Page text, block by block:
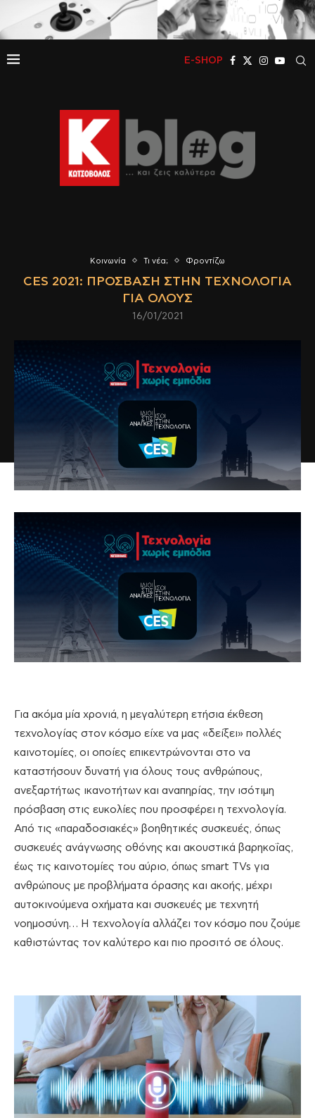
E-SHOP
Κοινωνία Τι νέα; Φροντίζω
CES 2021: ΠΡΌΣΒΑΣΗ ΣΤΗΝ ΤΕΧΝΟΛΟΓΊΑ
ΓΙΑ ΌΛΟΥΣ
16/01/2021
Για ακόμα μία χρονιά, η μεγαλύτερη ετήσια έκθεση
τεχνολογίας στον κόσμο είχε να μας «δείξει» πολλές
καινοτομίες, οι οποίες επικεντρώνονται στο να
καταστήσουν δυνατή για όλους τους ανθρώπους,
ανεξαρτήτως ικανοτήτων και αναπηρίας, την ισότιμη
πρόσβαση στις ευκολίες που προσφέρει η τεχνολογία.
Από τις «παραδοσιακές» βοηθητικές συσκευές, όπως
συσκευές ανάγνωσης οθόνης και ακουστικά βαρηκοΐας,
έως τις καινοτομίες του αύριο, όπως smart TVs για
ανθρώπους με προβλήματα όρασης και ακοής, μέχρι
αυτοκινούμενα οχήματα και συσκευές με τεχνητή
νοημοσύνη… Η τεχνολογία αλλάζει τον κόσμο που ζούμε
καθιστώντας τον καλύτερο και πιο προσιτό σε όλους.